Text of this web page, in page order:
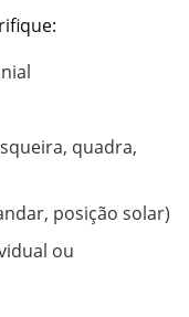
quadra,
posição solar)
ou